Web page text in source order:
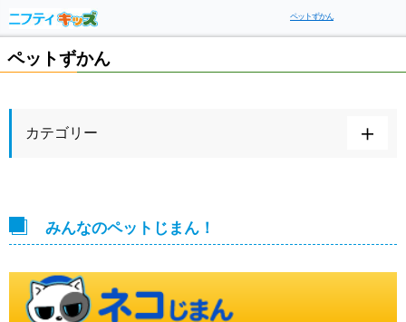
ペットずかん
ペットずかん
カテゴリー
みんなのペットじまん！